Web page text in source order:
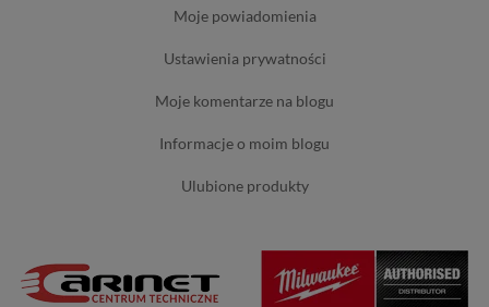
moje powiadomienia
ustawienia prywatności
moje komentarze na blogu
informacje o moim blogu
ulubione produkty